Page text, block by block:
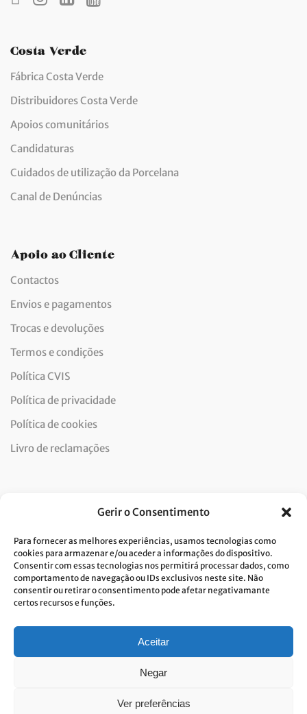
Gerir o Consentimento
Para fornecer as melhores experiências, usamos tecnologias como
cookies para armazenar e/ou aceder a informações do dispositivo.
Consentir com essas tecnologias nos permitirá processar dados, como
comportamento de navegação ou IDs exclusivos neste site. Não
consentir ou retirar o consentimento pode afetar negativamante
certos recursos e funções.
Aceitar
Negar
Ver preferências
Costa Verde
Fábrica Costa Verde
Distribuidores Costa Verde
Apoios comunitários
Candidaturas
Cuidados de utilização da Porcelana
Canal de Denúncias
Apoio ao Cliente
Contactos
Envios e pagamentos
Trocas e devoluções
Termos e condições
Política CVIS
Política de privacidade
Política de cookies
Livro de reclamações
Dou consentimento ao tratamento de dados e aceito a
política de privacidade.*
A Costa Verde está comprometida com a implementação do RGPD. Para
Cliqueaquie conheça a nossa Política de Privacidade.